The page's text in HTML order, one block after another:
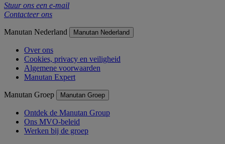
Stuur ons een e-mail
Contacteer ons
Manutan Nederland Manutan Nederland
Over ons
Cookies, privacy en veiligheid
Algemene voorwaarden
Manutan Expert
Manutan Groep Manutan Groep
Ontdek de Manutan Group
Ons MVO-beleid
Werken bij de groep